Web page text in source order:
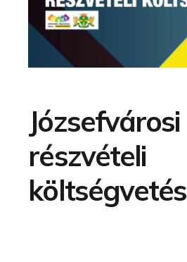
Józsefvárosi
részvételi
költségvetés